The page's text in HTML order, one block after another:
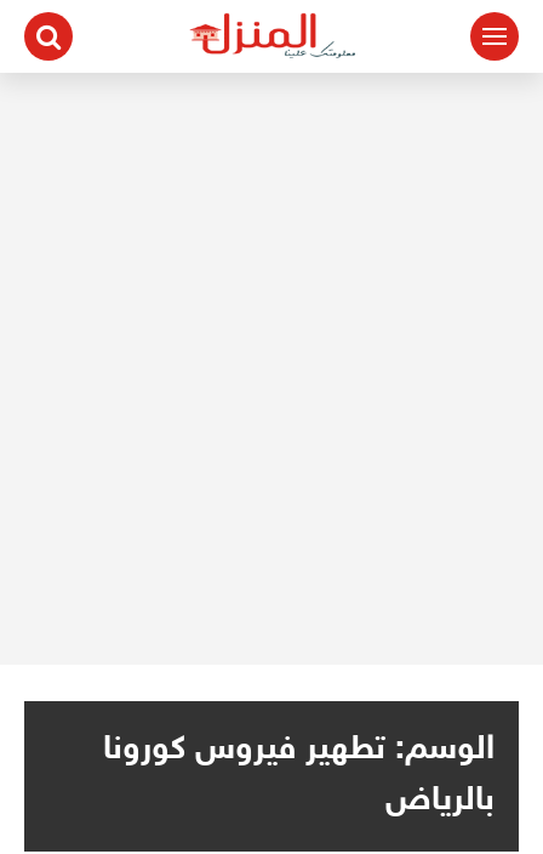
التجاوز
المحتوى
الوسم: تطهير فيروس كورونا
بالرياض